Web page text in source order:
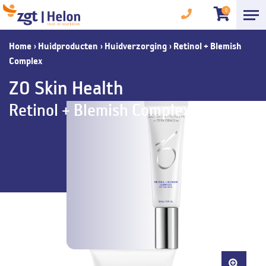
0
Home › Huidproducten › Huidverzorging › Retinol + Blemish
Complex
ZO Skin Health
Retinol + Blemish Complex